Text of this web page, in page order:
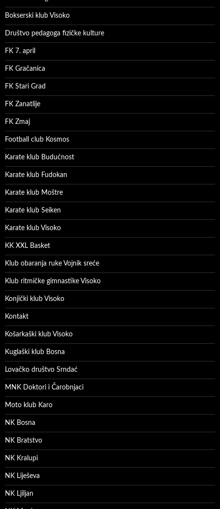
Bokserski klub Visoko
Društvo pedagoga fizičke kulture
FK 7. april
FK Gračanica
FK Stari Grad
FK Zanatlije
FK Zmaj
Football club Kosmos
Karate klub Budućnost
Karate klub Fudokan
Karate klub Moštre
Karate klub Seiken
Karate klub Visoko
KK XXL Basket
Klub obaranja ruke Vojnik sreće
Klub ritmičke gimnastike Visoko
Konjički klub Visoko
Kontakt
Košarkaški klub Visoko
Kuglaški klub Bosna
Lovačko društvo Srndać
MNK Doktori i Čarobnjaci
Moto klub Karo
NK Bosna
NK Bratstvo
NK Kralupi
NK Liješeva
NK Ljiljan